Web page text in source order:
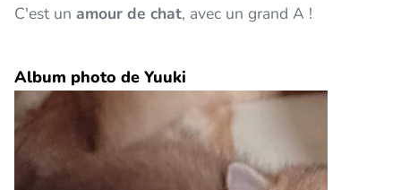
C'est un amour de chat, avec un grand A !
Album photo de Yuuki